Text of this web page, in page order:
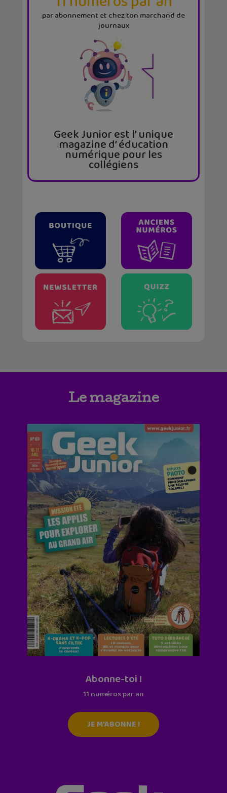
par abonnement et chez ton marchand de
journaux
Geek Junior est l’ unique
magazine d’ éducation
numérique pour les
collégiens
Le magazine
Abonne-toi !
11 numéros par an
JE M'ABONNE !